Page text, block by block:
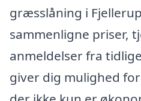
græsslåning i
sammenligne priser,
anmeldelser fra
giver dig mulighed